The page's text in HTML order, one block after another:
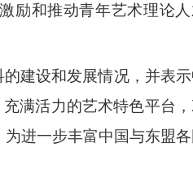
励和推动青年艺术理论
建设和发展情况，并表示
满活力的艺术特色平台
进一步丰富中国与东盟